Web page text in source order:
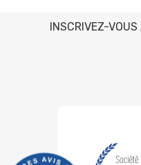
INSCRIVEZ-